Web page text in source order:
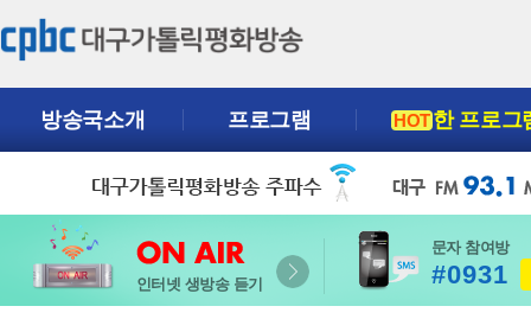
방송국소개 프로그램 HOT한 프로그
인터넷 생방송 듣기
문자 참여방
#0931